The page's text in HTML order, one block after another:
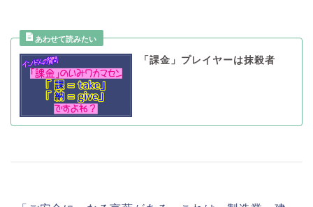
「課金」プレイヤーは抹殺者